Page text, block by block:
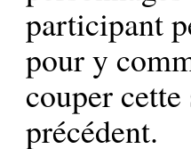
participant
pour y
couper
précédent.